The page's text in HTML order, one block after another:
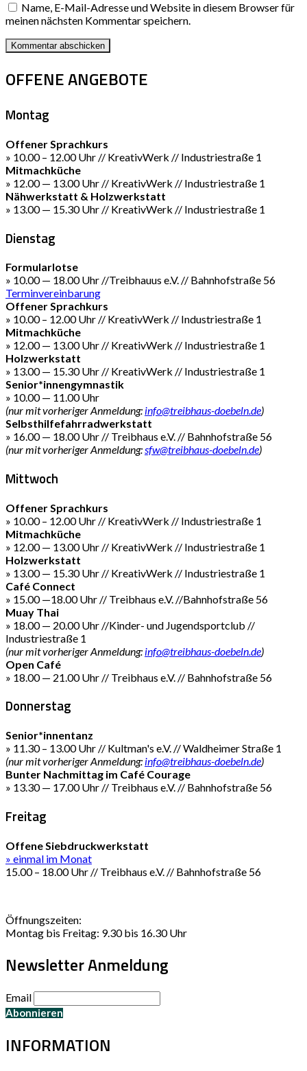
Name, E-Mail-Adresse und Website in diesem Browser für
meinen nächsten Kommentar speichern.
OFFENE ANGEBOTE
Montag
Offener Sprachkurs
» 10.00 – 12.00 Uhr // KreativWerk // Industriestraße 1
Mitmachküche
» 12.00 — 13.00 Uhr // KreativWerk // Industriestraße 1
Nähwerkstatt & Holzwerkstatt
» 13.00 — 15.30 Uhr // KreativWerk // Industriestraße 1
Dienstag
Formularlotse
» 10.00 — 18.00 Uhr //Treibhauus e.V. // Bahnhofstraße 56
Terminvereinbarung
Offener Sprachkurs
» 10.00 – 12.00 Uhr // KreativWerk // Industriestraße 1
Mitmachküche
» 12.00 — 13.00 Uhr // KreativWerk // Industriestraße 1
Holzwerkstatt
» 13.00 — 15.30 Uhr // KreativWerk // Industriestraße 1
Senior*innengymnastik
» 10.00 — 11.00 Uhr
(nur mit vorheriger Anmeldung: info@treibhaus-doebeln.de)
Selbsthilfefahrradwerkstatt
» 16.00 — 18.00 Uhr // Treibhaus e.V. // Bahnhofstraße 56
(nur mit vorheriger Anmeldung:sfw@treibhaus-doebeln.de)
Mittwoch
Offener Sprachkurs
» 10.00 – 12.00 Uhr // KreativWerk // Industriestraße 1
Mitmachküche
» 12.00 — 13.00 Uhr // KreativWerk // Industriestraße 1
Holzwerkstatt
» 13.00 — 15.30 Uhr // KreativWerk // Industriestraße 1
Café Connect
» 15.00 —18.00 Uhr // Treibhaus e.V. //Bahnhofstraße 56
Muay Thai
» 18.00 — 20.00 Uhr //Kinder- und Jugendsportclub //
Industriestraße 1
(nur mit vorheriger Anmeldung: info@treibhaus-doebeln.de)
Open Café
» 18.00 — 21.00 Uhr // Treibhaus e.V. // Bahnhofstraße 56
Donnerstag
Senior*innentanz
» 11.30 – 13.00 Uhr // Kultman's e.V. // Waldheimer Straße 1
(nur mit vorheriger Anmeldung: info@treibhaus-doebeln.de)
Bunter Nachmittag im Café Courage
» 13.30 — 17.00 Uhr // Treibhaus e.V. // Bahnhofstraße 56
Freitag
Offene Siebdruckwerkstatt
» einmal im Monat
15.00 – 18.00 Uhr // Treibhaus e.V. // Bahnhofstraße 56
Öffnungszeiten:
Montag bis Freitag: 9.30 bis 16.30 Uhr
Newsletter Anmeldung
Email
INFORMATION